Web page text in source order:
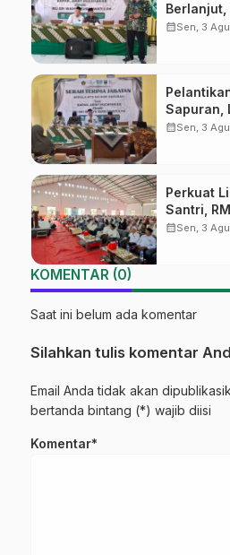
Berlanjut,
Susilowati
calendar_monthSen, 3
Sapuran,
calendar_monthSen, 3
Perkuat
Santri,
calendar_monthSen, 3
KOMENTAR (0)
Saat ini belum ada komentar
Silahkan tulis komentar
Email Anda tidak akan
bertanda bintang (*) wajib diisi
Komentar*